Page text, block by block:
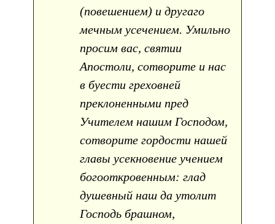
(повешением) и другаго
мечным усечением. Умильно
просим вас, святии
Апостоли, сотворите и нас
в буести греховней
преклоненными пред
Учителем нашим Господом,
сотворите гордости нашей
главы усекновение учением
богооткровенным: глад
душевный наш да утолит
Господь брашном,